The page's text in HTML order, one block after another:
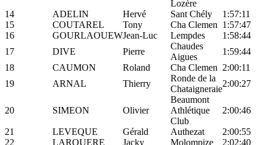
Lozère
14 ADELIN Hervé Sant Chély
1:57:11
15
COUTAREL Tony Cha Clemen 1:57:47
16
GOURLAOUEWJean-Luc Lempdes
1:58:44
17
DIVE Pierre
Chaudes
Aigues
1:59:44
18
CAUMON Roland Cha Clemen 2:00:11
19
ARNAL Thierry
Ronde de la
Chataigneraie
2:00:27
20 SIMEON Olivier
Beaumont
Athlétique
Club
2:00:46
21 LEVEQUE Gérald Authezat
2:00:55
22
LAROUERE Jacky Molompize 2:02:40